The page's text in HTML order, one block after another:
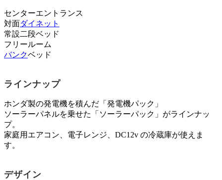
センターエントランス
対面ダイネット
常設二段ベッド
フリールーム
バンクベッド
ラインナップ
ホンダ製の発電機を積んだ「発電機パック」
ソーラーパネルを乗せた「ソーラーパック」がラインナッ
プ。
家庭用エアコン、電子レンジ、DC12v の冷蔵庫が使えま
す。
デザイン